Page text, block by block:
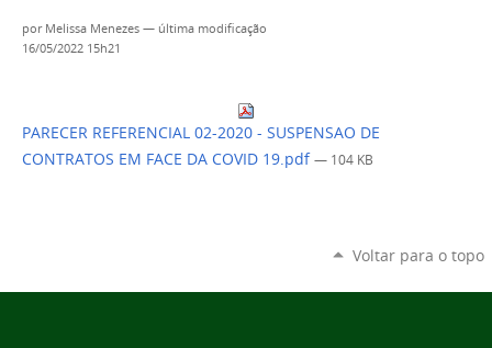
por Melissa Menezes — última modificação
16/05/2022 15h21
PARECER REFERENCIAL 02-2020 - SUSPENSAO DE
CONTRATOS EM FACE DA COVID 19.pdf — 104 KB
Voltar para o topo